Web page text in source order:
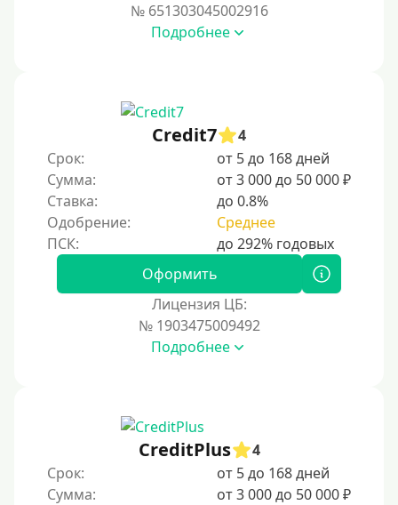
№ 651303045002916
Подробнее
Credit7
4
Срок:
от 5 до 168 дней
Сумма:
от 3 000 до 50 000 ₽
Ставка:
до 0.8%
Одобрение:
Среднее
Оформить
Лицензия ЦБ:
№ 1903475009492
Подробнее
CreditPlus
4
Срок:
от 5 до 168 дней
Сумма:
от 3 000 до 50 000 ₽